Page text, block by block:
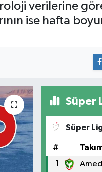
verilerine
ise hafta
Süper
Süper
#
1 Amed